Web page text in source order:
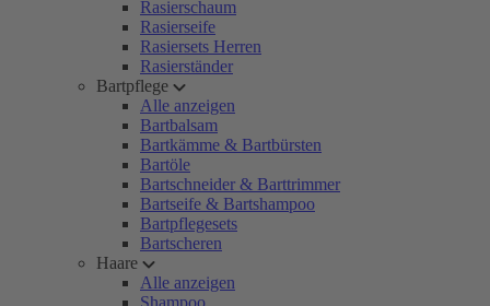
Rasierschaum
Rasierseife
Rasiersets Herren
Rasierständer
Bartpflege
Alle anzeigen
Bartbalsam
Bartkämme & Bartbürsten
Bartöle
Bartschneider & Barttrimmer
Bartseife & Bartshampoo
Bartpflegesets
Bartscheren
Haare
Alle anzeigen
Shampoo